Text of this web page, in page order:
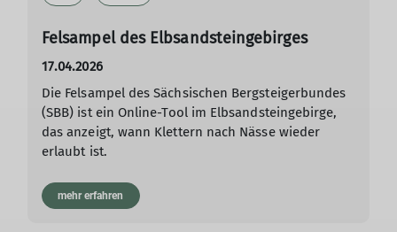
Felsampel des Elbsandsteingebirges
17.04.2026
Die Felsampel des Sächsischen Bergsteigerbundes
(SBB) ist ein Online-Tool im Elbsandsteingebirge,
das anzeigt, wann Klettern nach Nässe wieder
erlaubt ist.
mehr erfahren